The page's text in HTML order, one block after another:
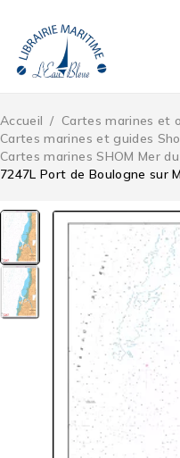
Accueil / Cartes marines et
Cartes marines et guides
Cartes marines SHOM Mer
7247L Port de Boulogne sur